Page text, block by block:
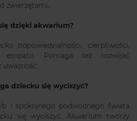
zwierzętami.
dzięki akwarium?
odpowiedzialności, cierpliwości,
empatii. Pomaga też rozwijać
uważność.
dziecku się wyciszyć?
i spokojnego podwodnego świata
się wyciszyć. Akwarium tworzy